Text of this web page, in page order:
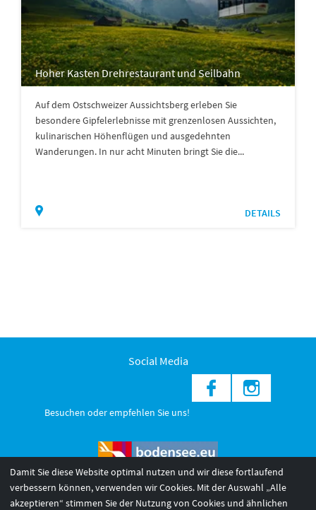
Hoher Kasten Drehrestaurant und Seilbahn
Auf dem Ostschweizer Aussichtsberg erleben Sie
besondere Gipfelerlebnisse mit grenzenlosen Aussichten,
kulinarischen Höhenflügen und ausgedehnten
Wanderungen. In nur acht Minuten bringt Sie die...
DETAILS
Social Media
Besuchen oder empfehlen Sie uns!
Damit Sie diese Website optimal nutzen und wir diese fortlaufend
verbessern können, verwenden wir Cookies. Mit der Auswahl „Alle
akzeptieren“ stimmen Sie der Nutzung von Cookies und ähnlichen